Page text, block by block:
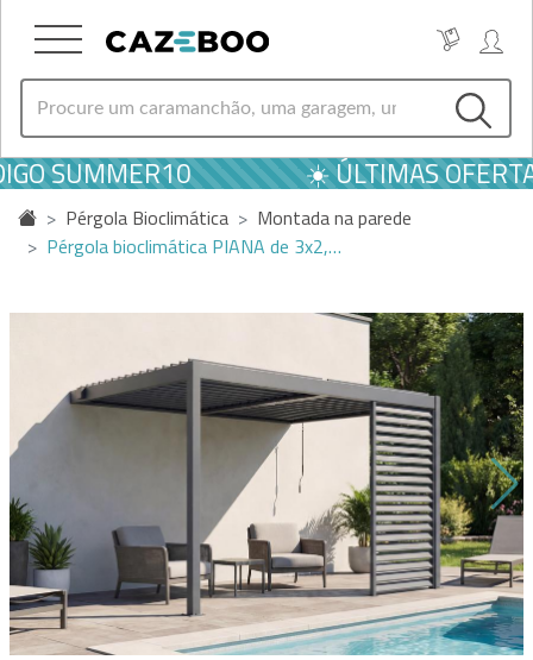
SUMMER10 ☀️ ÚLTIMAS
Pérgola Bioclimática
Montada na parede
Pérgola bioclimática PIANA de 3x2,…